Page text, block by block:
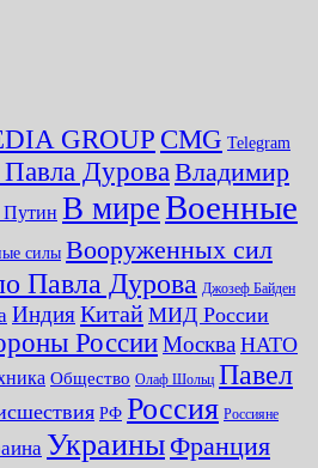
GROUP CMG Telegram
ДуроваВладимир
В миреВоенные
силы Вооруженных сил
Павла Дурова Джозеф Байден
ИндияКитай МИД России
РоссииМосква НАТО
Общество Олаф Шольц Павел
РФ Россия Россияне
Украины Франция